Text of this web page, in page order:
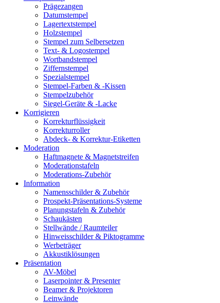
Prägezangen
Datumstempel
Lagertextstempel
Holzstempel
Stempel zum Selbersetzen
Text- & Logostempel
Wortbandstempel
Ziffernstempel
Spezialstempel
Stempel-Farben & -Kissen
Stempelzubehör
Siegel-Geräte & -Lacke
Korrigieren
Korrekturflüssigkeit
Korrekturroller
Abdeck- & Korrektur-Etiketten
Moderation
Haftmagnete & Magnetstreifen
Moderationstafeln
Moderations-Zubehör
Information
Namensschilder & Zubehör
Prospekt-Präsentations-Systeme
Planungstafeln & Zubehör
Schaukästen
Stellwände / Raumteiler
Hinweisschilder & Piktogramme
Werbeträger
Akkustiklösungen
Präsentation
AV-Möbel
Laserpointer & Presenter
Beamer & Projektoren
Leinwände